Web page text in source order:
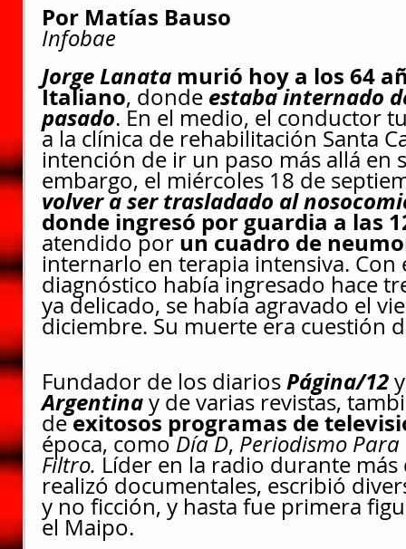
Por Matías Bauso
Infobae
Jorge Lanata murió hoy a los 64
Italiano, donde estaba internado
pasado. En el medio, el conductor
a la clínica de rehabilitación Santa
intención de ir un paso más allá en
embargo, el miércoles 18 de
volver a ser trasladado al
donde ingresó por guardia a las
atendido por un cuadro de
internarlo en terapia intensiva. Con
diagnóstico había ingresado hace
ya delicado, se había agravado el
diciembre. Su muerte era cuestión
Fundador de los diarios Página/12
Argentina y de varias revistas,
de exitosos programas de
época, como Día D, Periodismo Para
Filtro. Líder en la radio durante
realizó documentales, escribió
y no ficción, y hasta fue primera
el Maipo.